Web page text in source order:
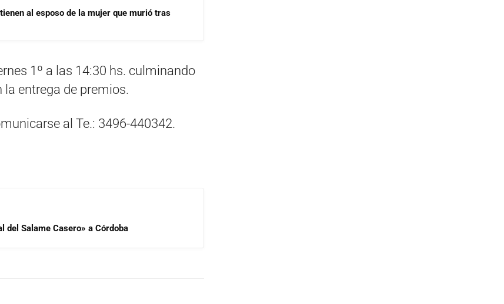
al esposo de la mujer que murió tras
1º a las 14:30 hs. culminando
entrega de premios.
al Te.: 3496-440342.
del Salame Casero» a Córdoba